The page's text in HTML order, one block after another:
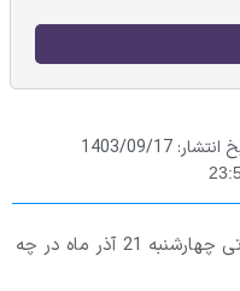
انتشار: 1403/09/17
عدد شاخص کل در پایان جلسه معاملاتی چهارشنبه 21 آذر ماه در چه